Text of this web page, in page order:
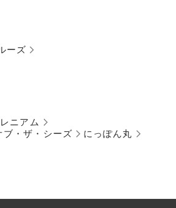
ーズ
ニアム
ブ・ザ・シーズ
にっぽん丸